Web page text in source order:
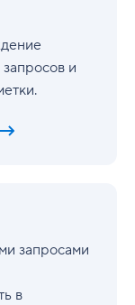
и
запросами
в